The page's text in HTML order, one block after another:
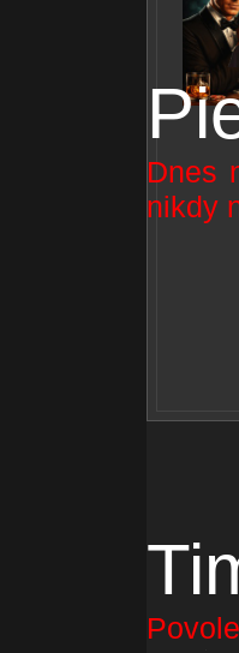
Dnes
nikdy